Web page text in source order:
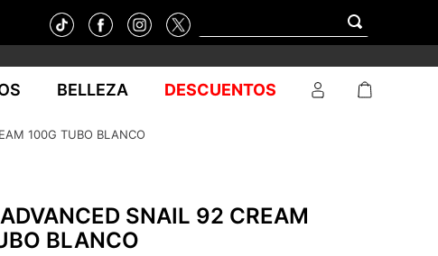
BELLEZA DESCUENTOS
100G TUBO BLANCO
SNAIL 92 CREAM
BLANCO